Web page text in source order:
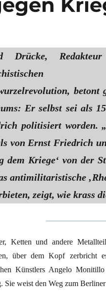
Drücke,
betont
Er selbst sei als
politisiert worden.
von Ernst Friedrich
dem Kriege‘ von der
antimilitaristische
zeigt, wie krass
Ketten und andere
über dem Kopf zerbricht
Künstlers Angelo
Sie weist den Weg zum